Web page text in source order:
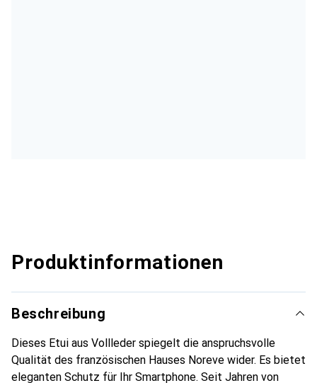
Produktinformationen
Beschreibung
Dieses Etui aus Vollleder spiegelt die anspruchsvolle
Qualität des französischen Hauses Noreve wider. Es bietet
eleganten Schutz für Ihr Smartphone. Seit Jahren von